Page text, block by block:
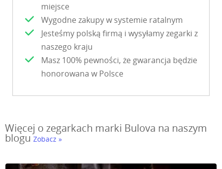
miejsce
Wygodne zakupy w systemie ratalnym
Jesteśmy polską firmą i wysyłamy zegarki z
naszego kraju
Masz 100% pewności, że gwarancja będzie
honorowana w Polsce
Więcej o zegarkach marki Bulova na naszym
bloguZobacz »